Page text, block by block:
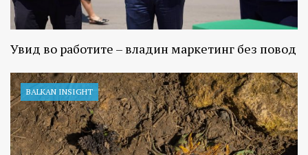
Увид во работите – владин маркетинг без повод
BALKAN INSIGHT